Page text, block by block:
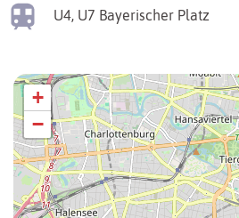
U4, U7 Bayerischer Platz
+
−